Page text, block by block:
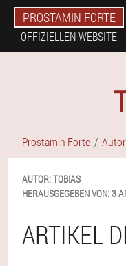
PROSTAMIN FORTE
OFFIZIELLEN WEBSITE
Prostamin Forte
AUTOR:TOBIAS
HERAUSGEGEBEN VON:3
ARTIKEL